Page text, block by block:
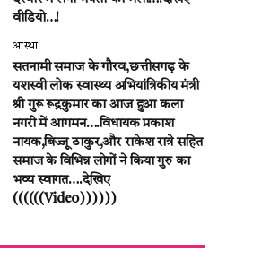
वीडियो…!
आस्था
सतनामी समाज के गौरव,छत्तीसगढ़ के
यशस्वी लोक स्वास्थ्य अभियांत्रिकीय मंत्री
श्री गुरू रूद्रकुमार का आज हुआ कला
नगरी में आगमन….विधायक प्रकाश
नायक,बिज्जू ठाकुर,और राकेश रात्रे सहित
समाज के विभिन्न लोगों ने किया गुरु का
भव्य स्वागत….देखिए
((((((Video))))))